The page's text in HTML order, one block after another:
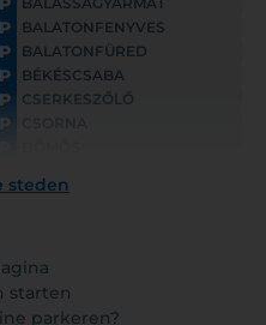
P BALATONFENYVES
P BALATONFÜRED
P BÉKÉSCSABA
P CSERKESZŐLŐ
P
P GYÖNGYÖS
P HOLLÓKŐ
P HÉVÍZ
P KAPOSVÁR
steden
starten
parkeren?